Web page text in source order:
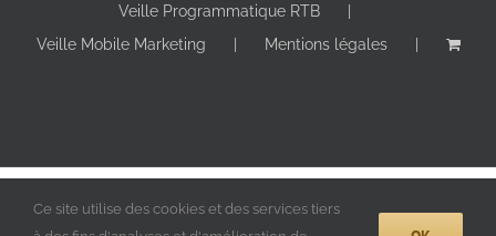
Veille Programmatique RTB
Veille Mobile Marketing
Mentions légales
Copyright 2024 Digitall Makers | Tous droits réservés |
Ce site utilise des cookies et des services tiers